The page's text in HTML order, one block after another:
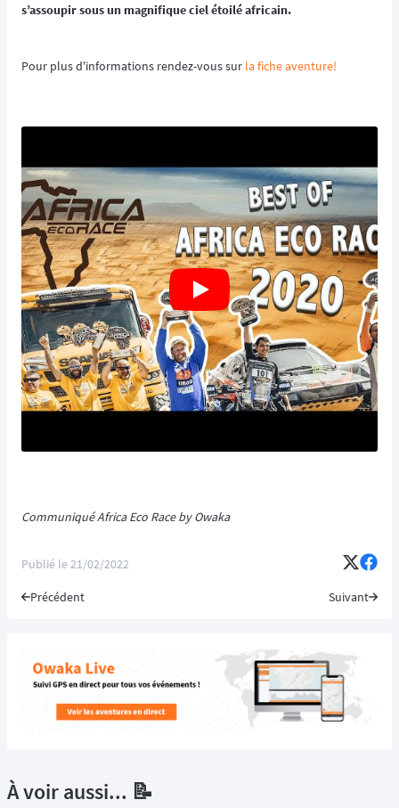
s’assoupir sous un magnifique ciel étoilé africain.
Pour plus d'informations rendez-vous sur la fiche aventure!
Communiqué Africa Eco Race by Owaka
Publié le21/02/2022
Précédent Suivant
À voir aussi... 📝